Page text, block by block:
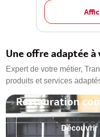
Une offre adaptée
Expert de votre métier,
produits et services
Restauration